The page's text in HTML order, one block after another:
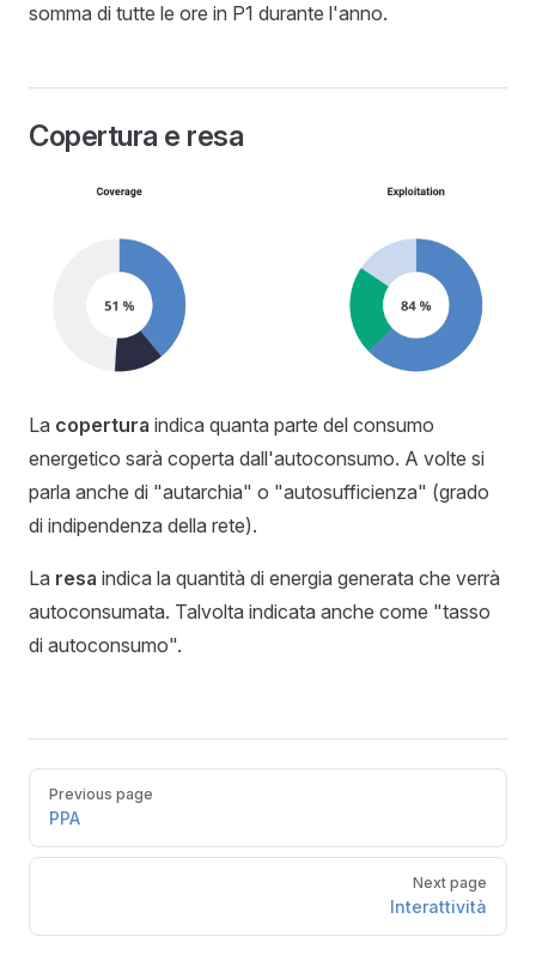
somma di tutte le ore in P1 durante l'anno.
Copertura e resa
La copertura indica quanta parte del consumo
energetico sarà coperta dall'autoconsumo. A volte si
parla anche di "autarchia" o "autosufficienza" (grado
di indipendenza della rete).
La resa indica la quantità di energia generata che verrà
autoconsumata. Talvolta indicata anche come "tasso
di autoconsumo".
Pager
Previous page
PPA
Next page
Interattività